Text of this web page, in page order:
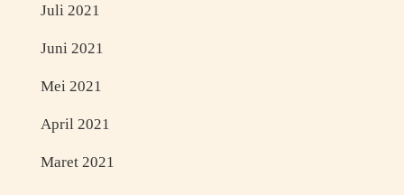
Juli 2021
Juni 2021
Mei 2021
April 2021
Maret 2021